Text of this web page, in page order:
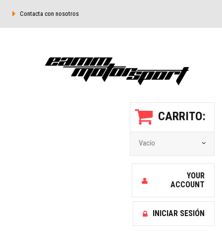
Contacta con nosotros
CARRITO:
Vacío
YOUR
ACCOUNT
INICIAR SESIÓN